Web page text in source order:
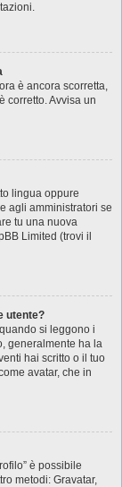
è ancora scorretta,
corretto. Avvisa un
lingua oppure
agli amministratori se
tu una nuova
Limited (trovi il
utente?
si leggono i
generalmente ha la
hai scritto o il tuo
avatar, che in
è possibile
metodi: Gravatar,